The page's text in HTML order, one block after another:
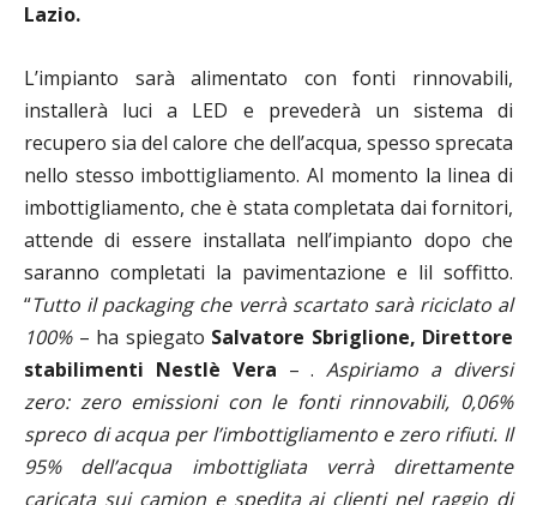
Lazio.
L’impianto sarà alimentato con fonti rinnovabili,
installerà luci a LED e prevederà un sistema di
recupero sia del calore che dell’acqua, spesso sprecata
nello stesso imbottigliamento. Al momento la linea di
imbottigliamento, che è stata completata dai fornitori,
attende di essere installata nell’impianto dopo che
saranno completati la pavimentazione e lil soffitto.
“Tutto il packaging che verrà scartato sarà riciclato al
100%– ha spiegato Salvatore Sbriglione, Direttore
stabilimenti Nestlè Vera – .Aspiriamo a diversi
zero: zero emissioni con le fonti rinnovabili, 0,06%
spreco di acqua per l’imbottigliamento e zero rifiuti. Il
95% dell’acqua imbottigliata verrà direttamente
caricata sui camion e spedita ai clienti nel raggio di